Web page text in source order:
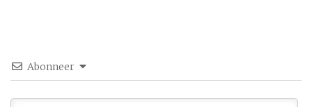
Abonneer